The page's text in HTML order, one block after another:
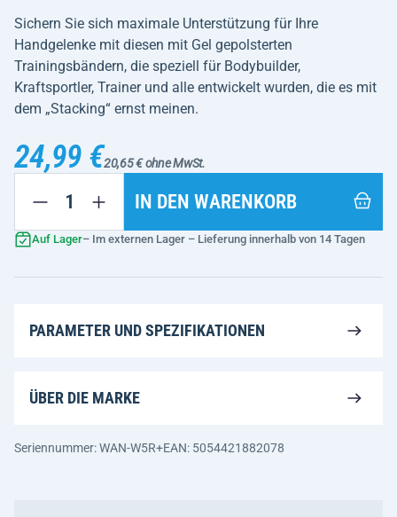
Sichern Sie sich maximale Unterstützung für Ihre
Handgelenke mit diesen mit Gel gepolsterten
Trainingsbändern, die speziell für Bodybuilder,
Kraftsportler, Trainer und alle entwickelt wurden, die es mit
dem „Stacking“ ernst meinen.
24,99 €20,65 € ohne MwSt.
IN DEN WARENKORB
Auf Lager– Im externen Lager – Lieferung innerhalb von 14 Tagen
PARAMETER UND SPEZIFIKATIONEN
ÜBER DIE MARKE
Seriennummer: WAN-W5R+EAN: 5054421882078